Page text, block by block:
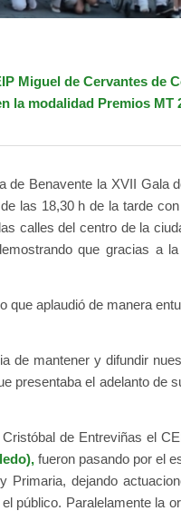
Miguel de Cervantes de
la modalidad Premios MT
de Benavente la XVII Gala
las 18,30 h de la tarde
calles del centro de la
que gracias a
que aplaudió de manera
de mantener y difundir
presentaba el adelanto de
de Entreviñas el
fueron pasando por el
dejando
público. Paralelamente la